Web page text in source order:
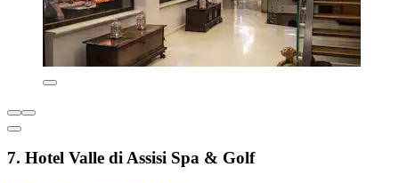
7. Hotel Valle di Assisi Spa & Golf